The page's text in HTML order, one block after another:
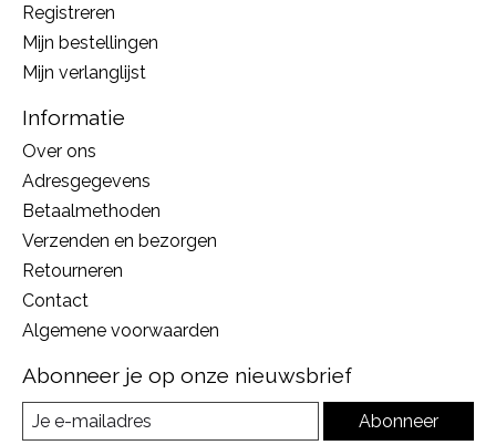
Registreren
Mijn bestellingen
Mijn verlanglijst
Informatie
Over ons
Adresgegevens
Betaalmethoden
Verzenden en bezorgen
Retourneren
Contact
Algemene voorwaarden
Abonneer je op onze nieuwsbrief
Abonneer